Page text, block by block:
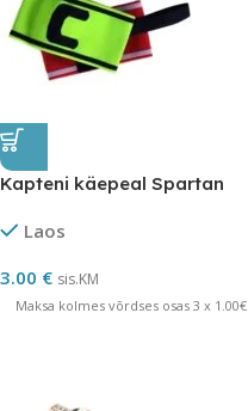
Kapteni käepeal Spartan
Laos
3.00 € sis.KM
Maksa kolmes võrdses osas 3 x 1.00€